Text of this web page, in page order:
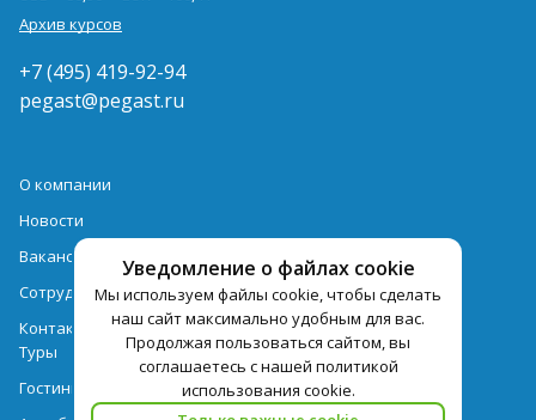
Уведомление о файлах cookie
Мы используем файлы cookie, чтобы сделать
наш сайт максимально удобным для вас.
Продолжая пользоваться сайтом, вы
соглашаетесь с нашей политикой
использования cookie.
Архив курсов
+7 (495) 419-92-94
pegast@pegast.ru
О компании
Новости
Вакансии
Сотрудничество
Контактная информация
Туры
Гостиницы